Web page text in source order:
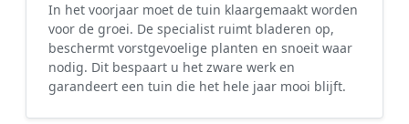
In het voorjaar moet de tuin klaargemaakt worden
voor de groei. De specialist ruimt bladeren op,
beschermt vorstgevoelige planten en snoeit waar
nodig. Dit bespaart u het zware werk en
garandeert een tuin die het hele jaar mooi blijft.